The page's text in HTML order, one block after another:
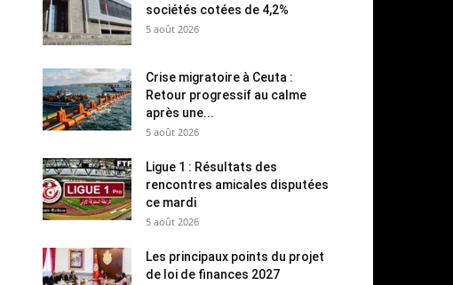
sociétés cotées de 4,2%
5 août 2026
Crise migratoire à Ceuta :
Retour progressif au calme
après une...
5 août 2026
Ligue 1 : Résultats des
rencontres amicales disputées
ce mardi
5 août 2026
Les principaux points du projet
de loi de finances 2027